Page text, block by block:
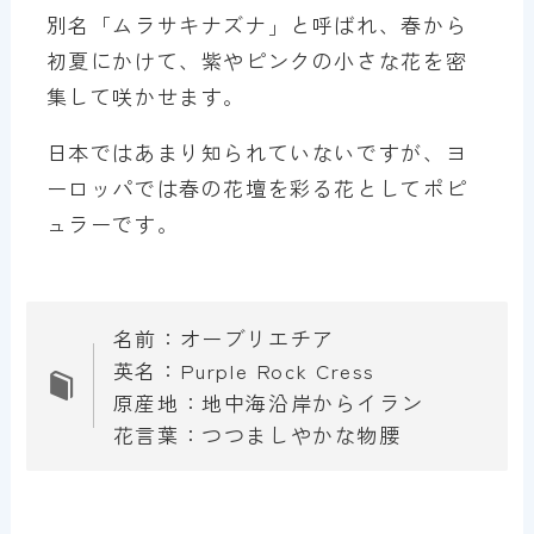
別名「ムラサキナズナ」と呼ばれ、春から
初夏にかけて、紫やピンクの小さな花を密
集して咲かせます。
日本ではあまり知られていないですが、ヨ
ーロッパでは春の花壇を彩る花としてポピ
ュラーです。
名前：オーブリエチア
英名：Purple Rock Cress
原産地：地中海沿岸からイラン
花言葉：つつましやかな物腰